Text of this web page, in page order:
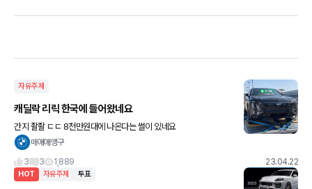
자유주제
캐딜락 리릭 한국에 들어왔네요
간지 좔좔 ㄷㄷ 8천만원대에 나온다는 썰이 있네요
매애애앵구
3
3 1,889 23.04.22
HOT 자유주제 투표